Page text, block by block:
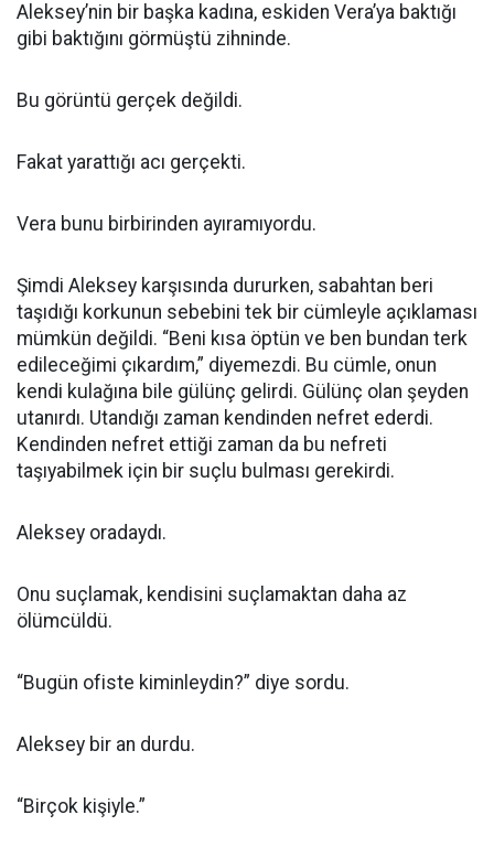
Aleksey’nin bir başka kadına, eskiden Vera’ya baktığı
gibi baktığını görmüştü zihninde.
Bu görüntü gerçek değildi.
Fakat yarattığı acı gerçekti.
Vera bunu birbirinden ayıramıyordu.
Şimdi Aleksey karşısında dururken, sabahtan beri
taşıdığı korkunun sebebini tek bir cümleyle açıklaması
mümkün değildi. “Beni kısa öptün ve ben bundan terk
edileceğimi çıkardım,” diyemezdi. Bu cümle, onun
kendi kulağına bile gülünç gelirdi. Gülünç olan şeyden
utanırdı. Utandığı zaman kendinden nefret ederdi.
Kendinden nefret ettiği zaman da bu nefreti
taşıyabilmek için bir suçlu bulması gerekirdi.
Aleksey oradaydı.
Onu suçlamak, kendisini suçlamaktan daha az
ölümcüldü.
“Bugün ofiste kiminleydin?” diye sordu.
Aleksey bir an durdu.
“Birçok kişiyle.”